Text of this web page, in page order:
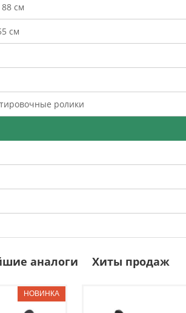
88 см
см
ролики
аналоги Хиты продаж